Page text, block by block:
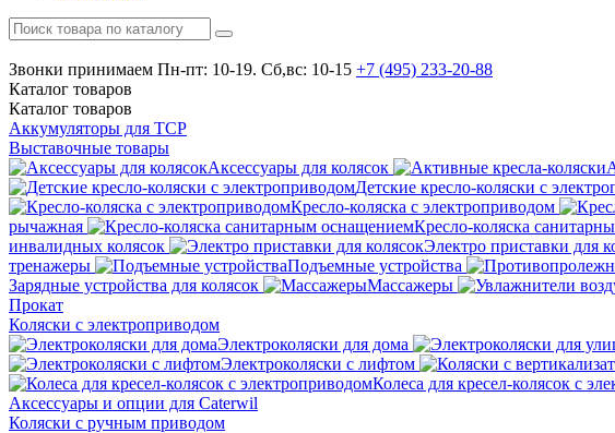
Звонки принимаем Пн-пт: 10-19. Сб,вс: 10-15 +7 (495) 233-20-88
Каталог товаров
Каталог товаров
Аккумуляторы для ТСР
Выставочные товары
Аксессуары для колясок
Детские кресло-коляски с
Кресло-коляска с электроприводом
рычажная
Кресло-коляска
инвалидных колясок
Электро приставки для
тренажеры
Подъемные устройства
Зарядные устройства для колясок
Массажеры
Прокат
Коляски с электроприводом
Электроколяски для дома
Электроколяски с лифтом
Колеса для кресел-колясок с
Аксессуары и опции для Caterwil
Коляски с ручным приводом